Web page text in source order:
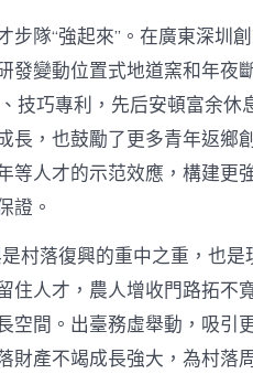
步隊“強起來”。在廣東深圳
發變動位置式地道窯和年夜
技巧專利，先后安頓富余
長，也鼓勵了更多青年返鄉
等人才的示范效應，構建更
證。
村落復興的重中之重，也
住人才，農人增收門路拓不
空間。出臺務虛舉動，吸引
財產不竭成長強大，為村落